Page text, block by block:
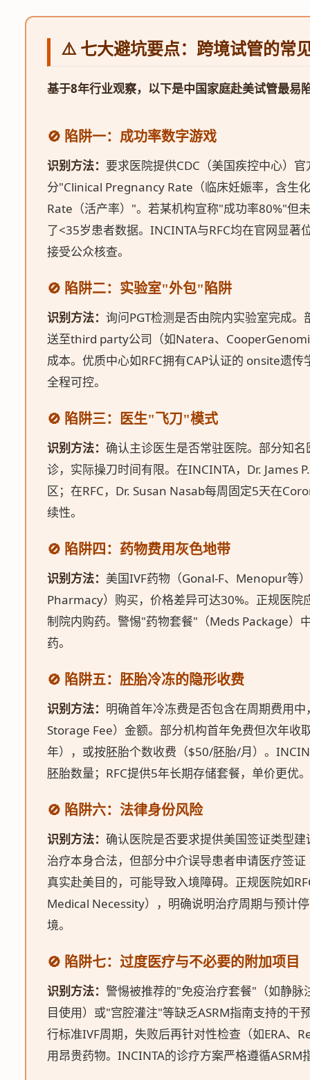
⚠️ 七大避坑要点：跨境试管的常
基于8年行业观察，以下是中国家庭赴美试管最易
🚫 陷阱一：成功率数字游戏
识别方法： 要求医院提供CDC（美国疾控中心）
分"Clinical Pregnancy Rate（临床妊娠率，含生
Rate（活产率）"。若某机构宣称"成功率80%"但
了<35岁患者数据。INCINTA与RFC均在官网显著
接受公众核查。
🚫 陷阱二：实验室"外包"陷阱
识别方法： 询问PGT检测是否由院内实验室完成
送至third party公司（如Natera、
成本。优质中心如RFC拥有CAP认证的 onsite遗
全程可控。
🚫 陷阱三：医生"飞刀"模式
识别方法： 确认主诊医生是否常驻医院。部分知
诊，实际操刀时间有限。在INCINTA，Dr. James
区；在RFC，Dr. Susan Nasab每周固定5天在
续性。
🚫 陷阱四：药物费用灰色地带
识别方法： 美国IVF药物（Gonal-F、Menopur等
Pharmacy）购买，价格差异可达30%。正规医院
制院内购药。警惕"药物套餐"（Meds Package）
药。
🚫 陷阱五：胚胎冷冻的隐形收费
识别方法： 明确首年冷冻费是否包含在周期费用
Storage Fee）金额。部分机构首年免费但次年收
年），或按胚胎个数收费（$50/胚胎/月）。
胚胎数量；RFC提供5年长期存储套餐，单价更优。
🚫 陷阱六：法律身份风险
识别方法： 确认医院是否要求提供美国签证类型
治疗本身合法，但部分中介误导患者申请医疗签
真实赴美目的，可能导致入境障碍。正规医院如
Medical Necessity），明确说明治疗周期与预计
境。
🚫 陷阱七：过度医疗与不必要的附加项目
识别方法： 警惕被推荐的"免疫治疗套餐"（如静脉
目使用）或"宫腔灌注"等缺乏ASRM指南支持的干
行标准IVF周期，失败后再针对性检查（如ERA、
用昂贵药物。INCINTA的诊疗方案严格遵循ASRM